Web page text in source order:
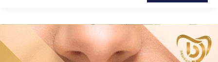
درد
ترفند
پیشگیری
از
درد
دندان